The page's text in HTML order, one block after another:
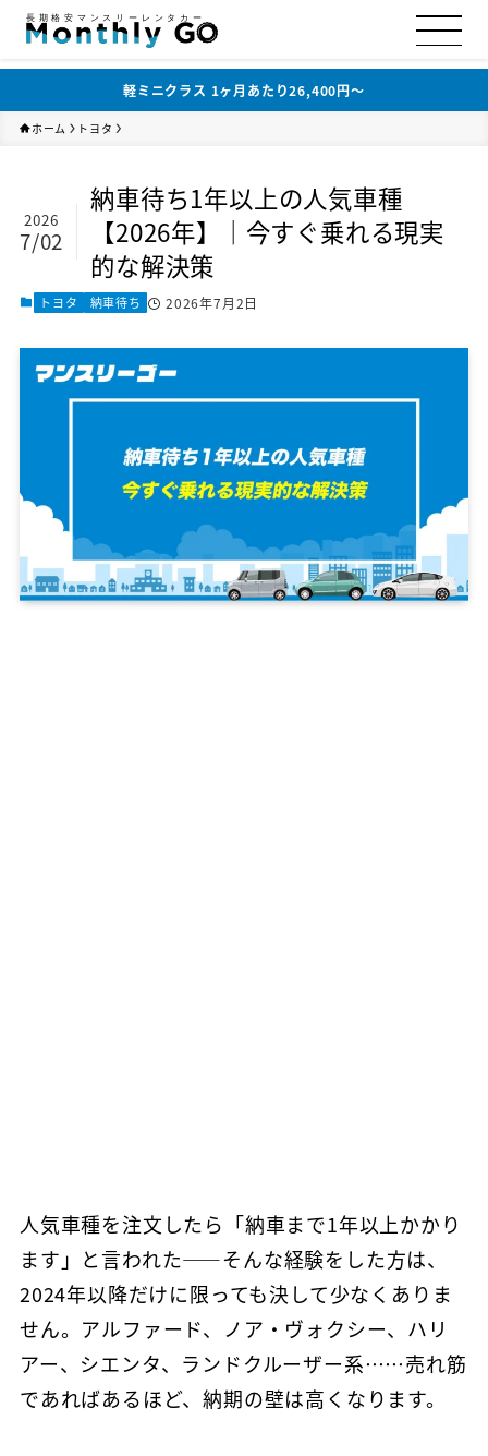
長期格安マンスリーレンタカー
軽ミニクラス 1ヶ月あたり26,400円〜
ホーム トヨタ
納車待ち1年以上の人気車種
【2026年】｜今すぐ乗れる現実
的な解決策
2026
7/02
トヨタ 納車待ち 2026年7月2日
人気車種を注文したら「納車まで1年以上かかり
ます」と言われた——そんな経験をした方は、
2024年以降だけに限っても決して少なくありま
せん。アルファード、ノア・ヴォクシー、ハリ
アー、シエンタ、ランドクルーザー系……売れ筋
であればあるほど、納期の壁は高くなります。